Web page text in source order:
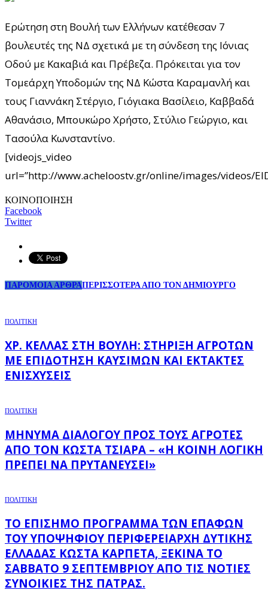
Ερώτηση στη Βουλή των Ελλήνων κατέθεσαν 7
βουλευτές της ΝΔ σχετικά με τη σύνδεση της Ιόνιας
Οδού με Κακαβιά και Πρέβεζα. Πρόκειται για τον
Τομεάρχη Υποδομών της ΝΔ Κώστα Καραμανλή και
τους Γιαννάκη Στέργιο, Γιόγιακα Βασίλειο, Καββαδά
Αθανάσιο, Μπουκώρο Χρήστο, Στύλιο Γεώργιο, και
Τασούλα Κωνσταντίνο.
[videojs_video
url=”http://www.acheloostv.gr/online/images/videos/
ΚΟΙΝΟΠΟΙΗΣΗ
Facebook
Twitter
ΠΑΡΟΜΟΙΑ ΑΡΘΡΑΠΕΡΙΣΣΟΤΕΡΑ ΑΠΟ ΤΟΝ ΔΗΜΙΟΥΡΓΟ
ΠΟΛΙΤΙΚΗ
ΧΡ. ΚΈΛΛΑΣ ΣΤΗ ΒΟΥΛΉ: ΣΤΉΡΙΞΗ ΑΓΡΟΤΏΝ
ΜΕ ΕΠΙΔΌΤΗΣΗ ΚΑΥΣΊΜΩΝ ΚΑΙ ΈΚΤΑΚΤΕΣ
ΕΝΙΣΧΎΣΕΙΣ
ΠΟΛΙΤΙΚΗ
ΜΉΝΥΜΑ ΔΙΑΛΌΓΟΥ ΠΡΟΣ ΤΟΥΣ ΑΓΡΌΤΕΣ
ΑΠΌ ΤΟΝ ΚΏΣΤΑ ΤΣΙΆΡΑ – «Η ΚΟΙΝΉ ΛΟΓΙΚΉ
ΠΡΈΠΕΙ ΝΑ ΠΡΥΤΑΝΕΎΣΕΙ»
ΠΟΛΙΤΙΚΗ
ΤΟ ΕΠΊΣΗΜΟ ΠΡΌΓΡΑΜΜΑ ΤΩΝ ΕΠΑΦΏΝ
ΤΟΥ ΥΠΟΨΉΦΙΟΥ ΠΕΡΙΦΕΡΕΙΆΡΧΗ ΔΥΤΙΚΉΣ
ΕΛΛΆΔΑΣ ΚΏΣΤΑ ΚΑΡΠΈΤΑ, ΞΕΚΙΝΆ ΤΟ
ΣΆΒΒΑΤΟ 9 ΣΕΠΤΕΜΒΡΊΟΥ ΑΠΌ ΤΙΣ ΝΌΤΙΕΣ
ΣΥΝΟΙΚΊΕΣ ΤΗΣ ΠΆΤΡΑΣ.